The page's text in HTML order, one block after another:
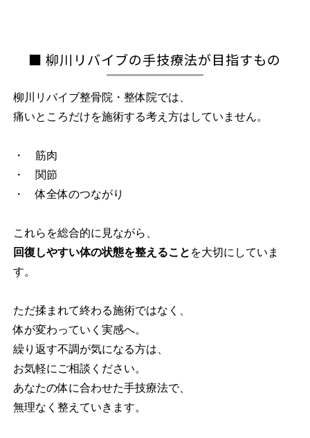
■ 柳川リバイブの手技療法が目指すもの
柳川リバイブ整骨院・整体院では、
痛いところだけを施術する考え方はしていません。
・ 筋肉
・ 関節
・ 体全体のつながり
これらを総合的に見ながら、
回復しやすい体の状態を整えること を大切にしていま
す。
ただ揉まれて終わる施術ではなく、
体が変わっていく実感へ。
繰り返す不調が気になる方は、
お気軽にご相談ください。
あなたの体に合わせた手技療法で、
無理なく整えていきます。